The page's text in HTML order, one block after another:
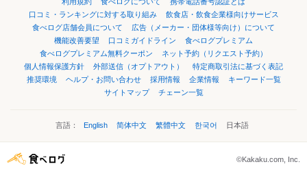
口コミ・ランキングに対する取り組み
飲食店・飲食企業様向けサービス
食べログ店舗会員について
広告（メーカー・団体様等向け）について
機能改善要望
口コミガイドライン
食べログプレミアム
食べログプレミアム無料クーポン
ネット予約（リクエスト予約）
個人情報保護方針
外部送信（オプトアウト）
特定商取引法に基づく表記
推奨環境
ヘルプ・お問い合わせ 採用情報 企業情報
キーワード一覧
サイトマップ
チェーン一覧
言語： English 简体中文 繁體中文 한국어 日本語
©Kakaku.com, Inc.